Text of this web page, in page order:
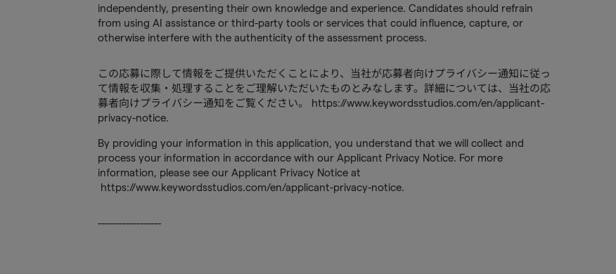
independently, presenting their own knowledge and experience. Candidates should refrain
from using AI assistance or third-party tools or services that could influence, capture, or
otherwise interfere with the authenticity of the assessment process.
この応募に際して情報をご提供いただくことにより、当社が応募者向けプライバシー通知に従っ
て情報を収集・処理することをご理解いただいたものとみなします。詳細については、当社の応
募者向けプライバシー通知をご覧ください。 https://www.keywordsstudios.com/en/applicant-
privacy-notice.
By providing your information in this application, you understand that we will collect and
process your information in accordance with our Applicant Privacy Notice. For more
information, please see our Applicant Privacy Notice at
https://www.keywordsstudios.com/en/applicant-privacy-notice.
------------------